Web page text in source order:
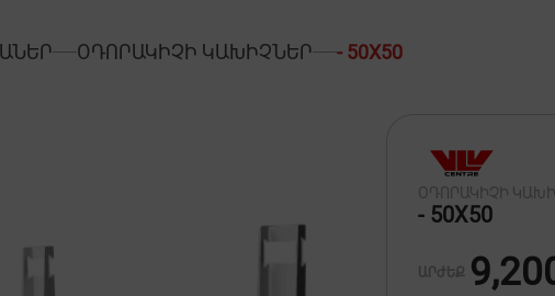
ՕԴՈՐԱԿԻՉԻ ԿԱԽԻՉՆԵՐ - 50X50
ՕԴՈՐԱԿԻՉԻ
- 50X50
ԱՐԺԵՔ